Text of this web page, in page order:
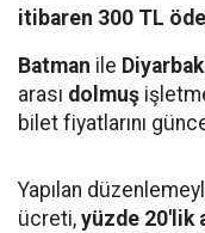
itibaren 300 TL
Batman ile
arası dolmuş
bilet fiyatlarını
Yapılan
ücreti, yüzde 20'lik